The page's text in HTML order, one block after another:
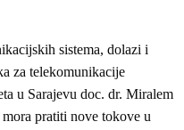
sistema, dolazi i
za telekomunikacije
u Sarajevu doc. dr. Miralem
pratiti nove tokove u